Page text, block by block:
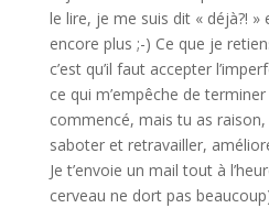
le lire, je me suis dit « déjà?! »
encore plus ;-) Ce que je
c’est qu’il faut accepter
ce qui m’empêche de
commencé, mais tu as raison,
saboter et retravailler,
Je t’envoie un mail tout à
cerveau ne dort pas